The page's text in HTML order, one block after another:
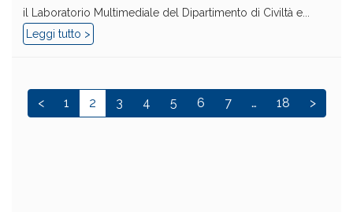
il Laboratorio Multimediale del Dipartimento di Civiltà e...
Leggi tutto >
< 1 2 3 4 5 6 7 … 18 >